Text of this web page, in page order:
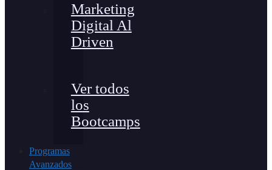
Marketing
Digital Al
Driven
Ver todos
los
Bootcamps
Programas
Avanzados